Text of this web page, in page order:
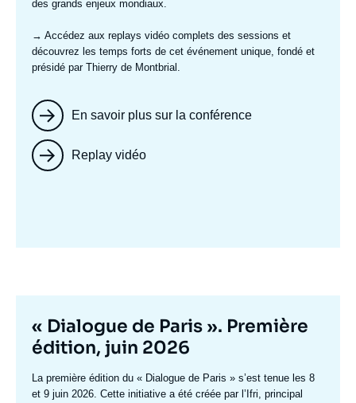
des grands enjeux mondiaux.
→ Accédez aux replays vidéo complets des sessions et
découvrez les temps forts de cet événement unique, fondé et
présidé par Thierry de Montbrial.
En savoir plus sur la conférence
Replay vidéo
Titre
mis
en
avant
« Dialogue de Paris ». Première
édition, juin 2026
Texte
accroche
La première édition du « Dialogue de Paris » s’est tenue les 8
et 9 juin 2026. Cette initiative a été créée par l’Ifri, principal